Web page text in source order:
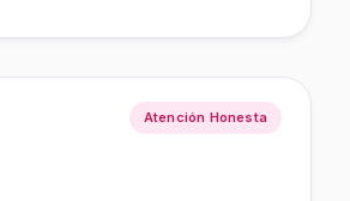
Atención Honesta